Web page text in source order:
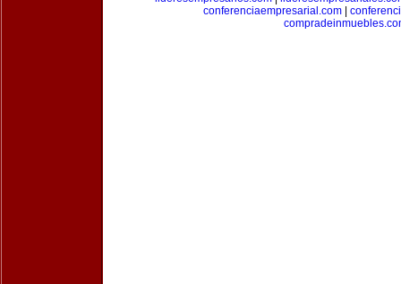
conferenciaempresarial.com